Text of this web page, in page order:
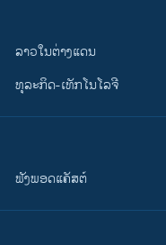
ລາວໃນຕ່າງແດນ
ທຸລະກິດ-ເທັກໂນໂລຈີ
ຟັງພອດແຄັສຕ໌